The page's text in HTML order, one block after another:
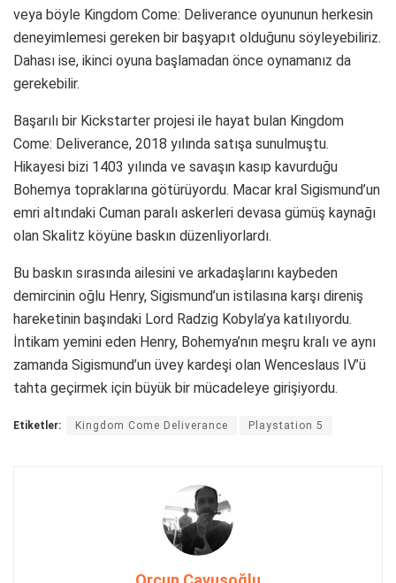
veya böyle Kingdom Come: Deliverance oyununun herkesin
deneyimlemesi gereken bir başyapıt olduğunu söyleyebiliriz.
Dahası ise, ikinci oyuna başlamadan önce oynamanız da
gerekebilir.
Başarılı bir Kickstarter projesi ile hayat bulan Kingdom
Come: Deliverance, 2018 yılında satışa sunulmuştu.
Hikayesi bizi 1403 yılında ve savaşın kasıp kavurduğu
Bohemya topraklarına götürüyordu. Macar kral Sigismund’un
emri altındaki Cuman paralı askerleri devasa gümüş kaynağı
olan Skalitz köyüne baskın düzenliyorlardı.
Bu baskın sırasında ailesini ve arkadaşlarını kaybeden
demircinin oğlu Henry, Sigismund’un istilasına karşı direniş
hareketinin başındaki Lord Radzig Kobyla’ya katılıyordu.
İntikam yemini eden Henry, Bohemya’nın meşru kralı ve aynı
zamanda Sigismund’un üvey kardeşi olan Wenceslaus IV’ü
tahta geçirmek için büyük bir mücadeleye girişiyordu.
Etiketler: Kingdom Come Deliverance Playstation 5